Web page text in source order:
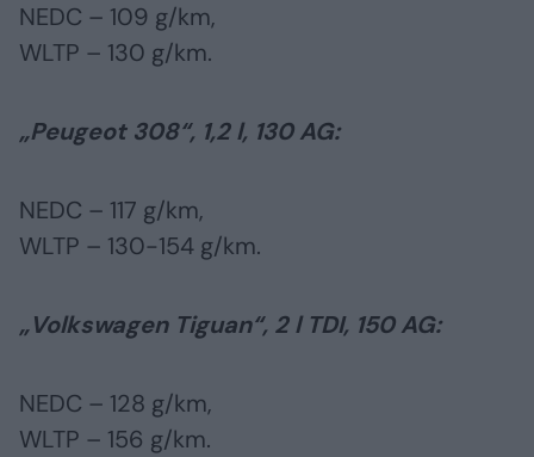
NEDC – 109 g/km,
WLTP – 130 g/km.
„Peugeot 308“, 1,2 l, 130 AG:
NEDC – 117 g/km,
WLTP – 130-154 g/km.
„Volkswagen Tiguan“, 2 l TDI, 150 AG:
NEDC – 128 g/km,
WLTP – 156 g/km.